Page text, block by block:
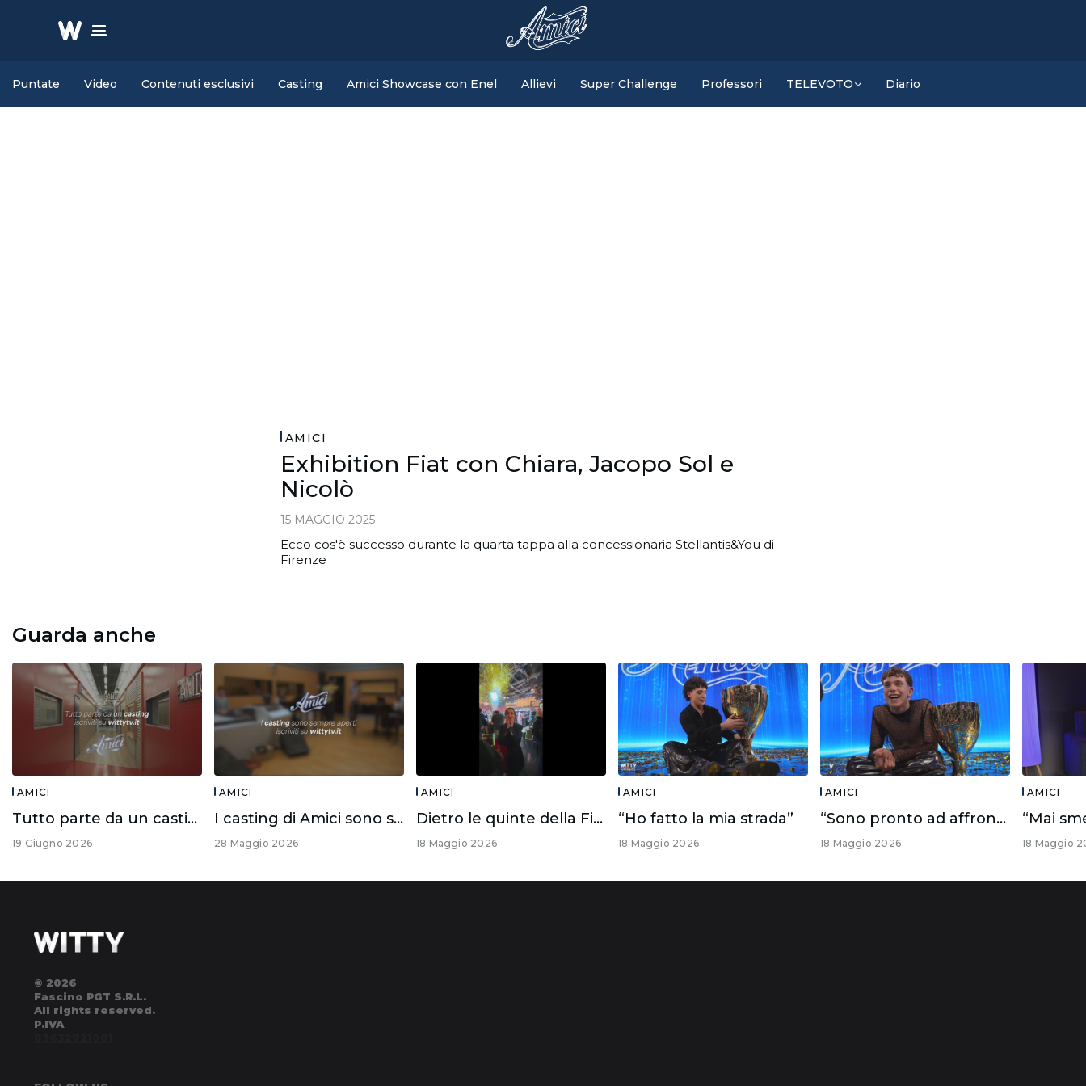
Puntate Video Contenuti esclusivi Casting Amici Showcase con Enel Allievi Super Challenge Professori TELEVOTO Diario
AMICI
Exhibition Fiat con Chiara, Jacopo Sol e
Nicolò
15 MAGGIO 2025
Ecco cos'è successo durante la quarta tappa alla concessionaria Stellantis&You di
Firenze
Guarda anche
AMICI
Tutto parte da un casting!
19 Giugno 2026
AMICI
I casting di Amici sono sempre aperti!
28 Maggio 2026
AMICI
Dietro le quinte della Finale di #Amici25
18 Maggio 2026
AMICI
“Ho fatto la mia strada”
18 Maggio 2026
AMICI
“Sono pronto ad affrontare questo futuro”
18 Maggio 2026
AMICI
18 Maggio
© 2026
Fascino PGT S.R.L.
All rights reserved.
P.IVA